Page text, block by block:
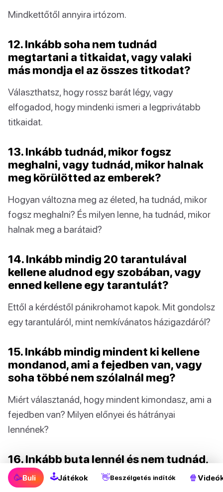
Mindkettőtől annyira irtózom.
12. Inkább soha nem tudnád
megtartani a titkaidat, vagy valaki
más mondja el az összes titkodat?
Választhatsz, hogy rossz barát légy, vagy
elfogadod, hogy mindenki ismeri a legprivátabb
titkaidat.
13. Inkább tudnád, mikor fogsz
meghalni, vagy tudnád, mikor halnak
meg körülötted az emberek?
Hogyan változna meg az életed, ha tudnád, mikor
fogsz meghalni? És milyen lenne, ha tudnád, mikor
halnak meg a barátaid?
14. Inkább mindig 20 tarantulával
kellene aludnod egy szobában, vagy
enned kellene egy tarantulát?
Ettől a kérdéstől pánikrohamot kapok. Mit gondolsz
egy tarantuláról, mint nemkívánatos házigazdáról?
15. Inkább mindig mindent ki kellene
mondanod, ami a fejedben van, vagy
soha többé nem szólalnál meg?
Miért választanád, hogy mindent kimondasz, ami a
fejedben van? Milyen előnyei és hátrányai
lennének?
16. Inkább buta lennél és nem tudnád,
vagy buta lennél, de nem tudnád?
🥳Buli 🕹Játékok 👋Beszélgetés indítók 🍿